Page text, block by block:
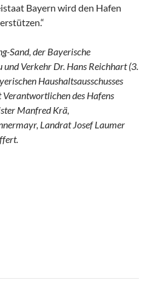
Bayern wird den Hafen
Sand, der Bayerische
Verkehr Dr. Hans Reichhart (3.
Haushaltsausschusses
des Hafens
Manfred Krä,
Landrat Josef Laumer